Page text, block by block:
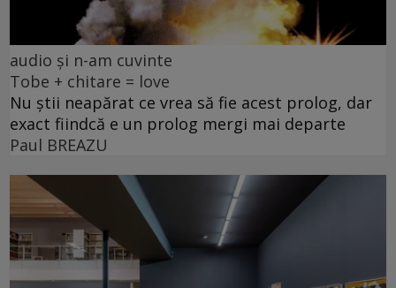
audio și n-am cuvinte
Tobe + chitare = love
Nu știi neapărat ce vrea să fie acest prolog, dar
exact fiindcă e un prolog mergi mai departe
Paul BREAZU